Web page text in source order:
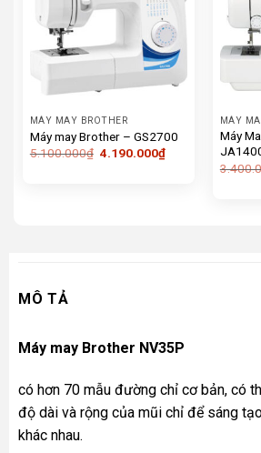
MÁY MAY BROTHER
Máy may Brother – GS2700
5.100.000₫ Giá
4.190.000₫Giá
hiện
MÁY
Máy
MÔ TẢ
Máy may Brother NV35P
có hơn 70 mẫu đường chỉ cơ bản, có
độ dài và rộng của mũi chỉ để sáng
khác nhau.